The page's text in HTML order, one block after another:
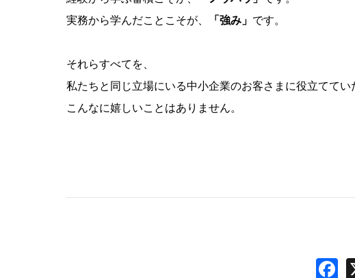
実務から学んだことこそが、
「強み」 です。
それらすべてを、
私たちと同じ立場にいる中小企業のお客さまに役立ててい
こんなに嬉しいことはありません。